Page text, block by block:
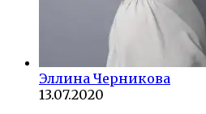
Эллина Черникова
13.07.2020